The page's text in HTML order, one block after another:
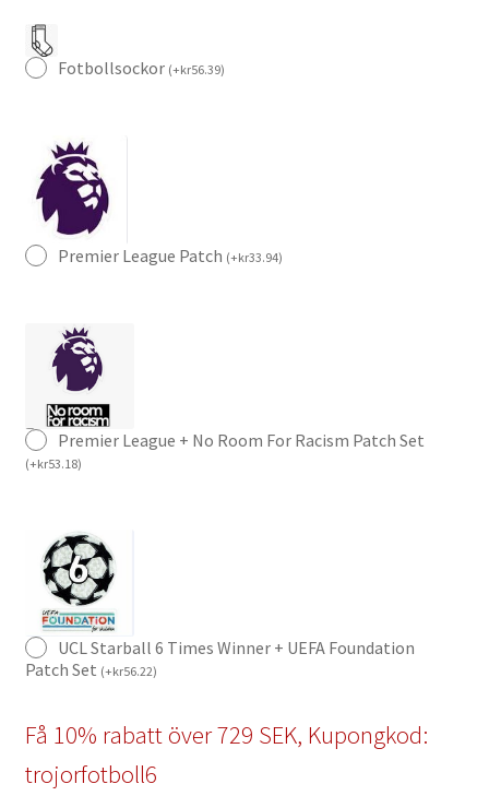
Fotbollsockor (+kr56.39)
Premier League Patch (+kr33.94)
Premier League + No Room For Racism Patch Set
(+kr53.18)
UCL Starball 6 Times Winner + UEFA Foundation
Patch Set (+kr56.22)
Få 10% rabatt över 729 SEK, Kupongkod:
trojorfotboll6